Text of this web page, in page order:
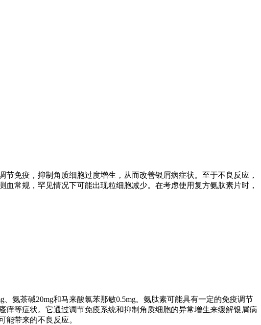
免疫，抑制角质细胞过度增生，从而改善银屑病症状。至于不良反应，
常规，罕见情况下可能出现粒细胞减少。在考虑使用复方氨肽素片时，
氨茶碱20mg和马来酸氯苯那敏0.5mg。氨肽素可能具有一定的免疫调节
等症状。它通过调节免疫系统和抑制角质细胞的异常增生来缓解银屑病
带来的不良反应。